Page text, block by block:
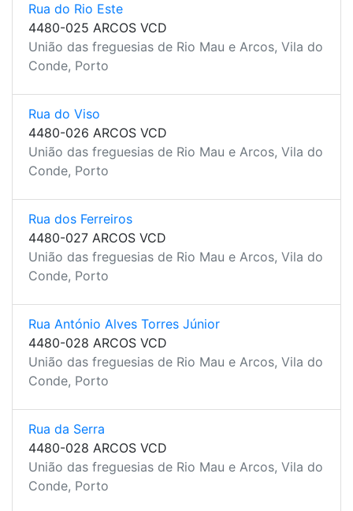
Rua do Rio Este
4480-025 ARCOS VCD
União das freguesias de Rio Mau e Arcos, Vila do
Conde, Porto
Rua do Viso
4480-026 ARCOS VCD
União das freguesias de Rio Mau e Arcos, Vila do
Conde, Porto
Rua dos Ferreiros
4480-027 ARCOS VCD
União das freguesias de Rio Mau e Arcos, Vila do
Conde, Porto
Rua António Alves Torres Júnior
4480-028 ARCOS VCD
União das freguesias de Rio Mau e Arcos, Vila do
Conde, Porto
Rua da Serra
4480-028 ARCOS VCD
União das freguesias de Rio Mau e Arcos, Vila do
Conde, Porto